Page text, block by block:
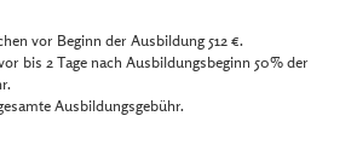
vor Beginn der Ausbildung 512 €.
bis 2 Tage nach Ausbildungsbeginn 50% der
Ausbildungsgebühr.